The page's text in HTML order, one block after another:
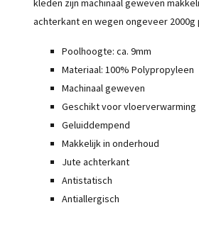
kleden zijn machinaal geweven
achterkant en wegen ongeveer
Poolhoogte: ca. 9mm
Materiaal: 100% Polypropyleen
Machinaal geweven
Geschikt voor vloerverwarming
Geluiddempend
Makkelijk in onderhoud
Jute achterkant
Antistatisch
Antiallergisch